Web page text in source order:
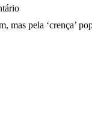
mas pela ‘crença’